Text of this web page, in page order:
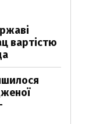
вартістю